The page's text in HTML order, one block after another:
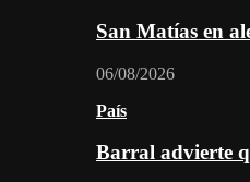
San Matías en
06/08/2026
País
Barral advierte